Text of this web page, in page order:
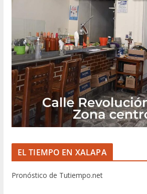
EL TIEMPO EN XALAPA
Pronóstico de Tutiempo.net